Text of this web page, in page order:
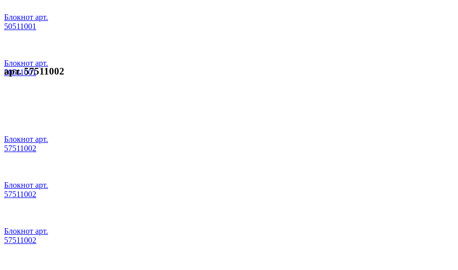
Блокнот арт.
50511001
Блокнот арт.
50511001
арт. 57511002
Блокнот арт.
57511002
Блокнот арт.
57511002
Блокнот арт.
57511002